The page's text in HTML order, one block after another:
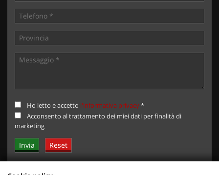
Ho letto e accetto l'informativa privacy*
Acconsento al trattamento dei miei dati per finalità di
marketing